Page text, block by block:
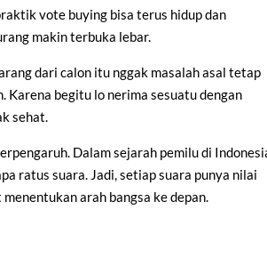
vote buying bisa terus hidup dan
makin terbuka lebar.
dari calon itu nggak masalah asal tetap
Karena begitu lo nerima sesuatu dengan
sehat.
Dalam sejarah pemilu di
ratus suara. Jadi, setiap suara punya nilai
arah bangsa ke depan.